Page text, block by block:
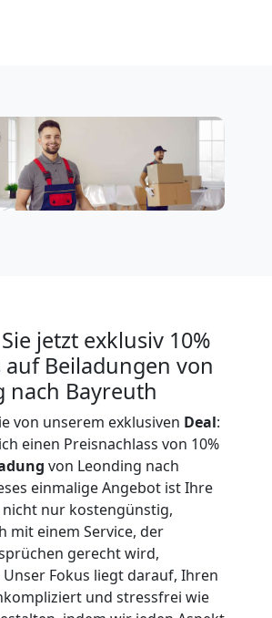
jetzt exklusiv 10%
auf Beiladungen von
nach Bayreuth
von unserem exklusiven Deal:
einen Preisnachlass von 10%
von Leonding nach
einmalige Angebot ist Ihre
nicht nur kostengünstig,
mit einem Service, der
gerecht wird,
Fokus liegt darauf, Ihren
und stressfrei wie